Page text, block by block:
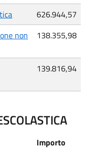
626.944,57
non
138.355,98
139.816,94
Importo